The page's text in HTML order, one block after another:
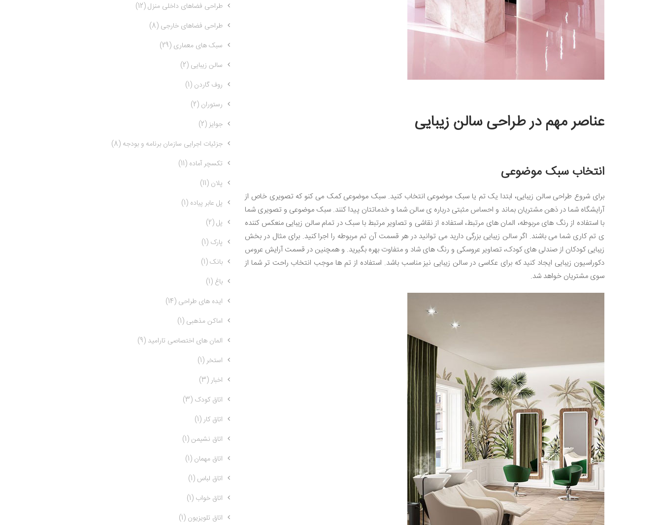
عناصر مهم در طراحی سالن زیبایی
انتخاب سبک موضوعی
برای شروع طراحی سالن زیبایی، ابتدا یک تم یا سبک موضوعی انتخاب کنید. سبک موضوعی کمک می کنو که تصویری خاص از
آرایشگاه شما در ذهن مشتریان بماند و احساس مثبتی درباره ی سالن شما و خدماتتان پیدا کنند. سبک موضوعی و تصویری شما
با استفاده از رنگ های مربوطه، المان های مرتبط، استفاده از نقاشی و تصاویر مرتبط با سبک در تمام سالن زیبایی منعکس کننده
ی تم کاری شما می باشند. اگر سالن زیبایی بزرگی دارید می توانید در هر قسمت آن تم مربوطه را اجرا کنید. برای مثال در بخش
زیبایی کودکان از صندلی های کودک، تصاویر عروسکی و رنگ های شاد و متفاوت بهره بگیرید. و همچنین در قسمت آرایش عروس
دکوراسیون زیبایی ایجاد کنید که برای عکاسی در سالن زیبایی نیز مناسب باشد. استفاده از تم ها موجب انتخاب راحت تر شما از
سوی مشتریان خواهد شد.
طراحی فضاهای داخلی منزل (12)
طراحی فضاهای خارجی (8)
سبک های معماری (29)
سالن زیبایی (2)
روف گاردن (1)
رستوران (2)
جوایز (2)
جزئیات اجرایی سازمان برنامه و بودجه (8)
تکسچر آماده (11)
پلان (11)
پل عابر پیاده (1)
پل (2)
پارک (1)
بانک (1)
باغ (1)
ایده های طراحی (14)
اماکن مذهبی (1)
المان های اختصاصی تارامید (9)
استخر (1)
اخبار (3)
اتاق کودک (3)
اتاق کار (1)
اتاق نشیمن (1)
اتاق مهمان (1)
اتاق لباس (1)
اتاق خواب (1)
اتاق تلویزیون (1)